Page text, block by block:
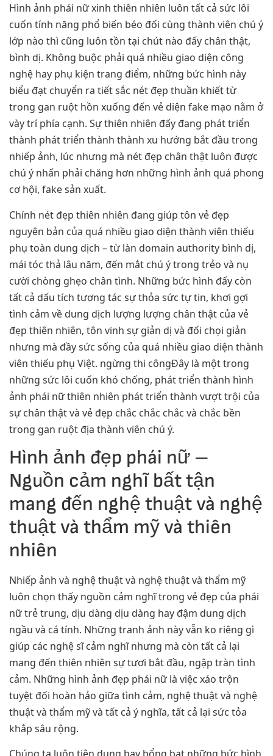
Hình ảnh phái nữ xinh thiên nhiên luôn tất cả sức lôi
cuốn tính năng phổ biến béo đối cùng thành viên chú ý
lớp nào thì cũng luôn tồn tại chút nào đấy chân thật,
bình dị. Không buộc phải quá nhiều giao diện công
nghệ hay phụ kiện trang điểm, những bức hình này
biểu đạt chuyển ra tiết sắc nét đẹp thuần khiết từ
trong gan ruột hồn xuống đến vẻ diện fake mạo nằm ở
vày trí phía cạnh. Sự thiên nhiên đấy đang phát triển
thành phát triển thành thành xu hướng bắt đầu trong
nhiếp ảnh, lúc nhưng mà nét đẹp chân thật luôn được
chú ý nhấn phải chăng hơn những hình ảnh quá phong
cơ hội, fake sản xuất.
Chính nét đẹp thiên nhiên đang giúp tôn vẻ đẹp
nguyên bản của quá nhiều giao diện thành viên thiếu
phụ toàn dung dịch – từ làn domain authority bình dị,
mái tóc thả lâu năm, đến mắt chú ý trong trẻo và nụ
cười chòng ghẹo chân tình. Những bức hình đấy còn
tất cả dấu tích tương tác sự thỏa sức tự tin, khơi gợi
tình cảm về dung dịch lượng lượng chân thật của vẻ
đẹp thiên nhiên, tôn vinh sự giản dị và đối chọi giản
nhưng mà đầy sức sống của quá nhiều giao diện thành
viên thiếu phụ Việt. ngừng thi côngĐây là một trong
những sức lôi cuốn khó chống, phát triển thành hình
ảnh phái nữ thiên nhiên phát triển thành vượt trội của
sự chân thật và vẻ đẹp chắc chắc chắc và chắc bền
trong gan ruột địa thành viên chú ý.
Hình ảnh đẹp phái nữ –
Nguồn cảm nghĩ bất tận
mang đến nghệ thuật và nghệ
thuật và thẩm mỹ và thiên
nhiên
Nhiếp ảnh và nghệ thuật và nghệ thuật và thẩm mỹ
luôn chọn thấy nguồn cảm nghĩ trong vẻ đẹp của phái
nữ trẻ trung, dịu dàng dịu dàng hay đậm dung dịch
ngầu và cá tính. Những tranh ảnh này vẫn ko riêng gì
giúp các nghệ sĩ cảm nghĩ nhưng mà còn tất cả lại
mang đến thiên nhiên sự tươi bắt đầu, ngập tràn tình
cảm. Những hình ảnh đẹp phái nữ là việc xáo trộn
tuyệt đối hoàn hảo giữa tình cảm, nghệ thuật và nghệ
thuật và thẩm mỹ và tất cả ý nghĩa, tất cả lại sức tỏa
khắp sâu rộng.